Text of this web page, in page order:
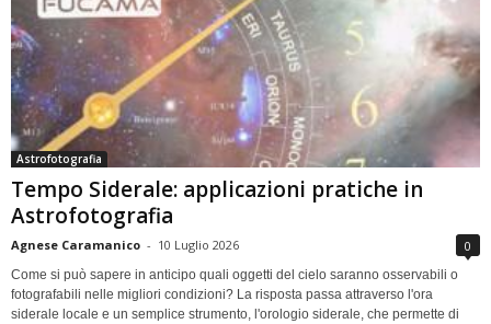
Astrofotografia
Tempo Siderale: applicazioni pratiche in
Astrofotografia
Agnese Caramanico - 10 Luglio 2026 0
Come si può sapere in anticipo quali oggetti del cielo saranno osservabili o
fotografabili nelle migliori condizioni? La risposta passa attraverso l'ora
siderale locale e un semplice strumento, l'orologio siderale, che permette di